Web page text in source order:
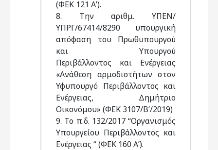
(ΦΕΚ 121 Α’).
8. Την αριθμ. ΥΠΕΝ/
ΥΠΡΓ/67414/8290 υπουργική
απόφαση του Πρωθυπουργού
και Υπουργού
Περιβάλλοντος και Ενέργειας
«Ανάθεση αρμοδιοτήτων στον
Υφυπουργό Περιβάλλοντος και
Ενέργειας, Δημήτριο
Οικονόμου» (ΦΕΚ 3107/Β’/2019)
9. Το π.δ. 132/2017 “Οργανισμός
Υπουργείου Περιβάλλοντος και
Ενέργειας “ (ΦΕΚ 160 Α’).